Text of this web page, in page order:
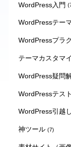
WordPress入門
WordPressテー
WordPressプラ
テーマカスタマ
WordPress疑問
WordPressテス
WordPress引越し
神ツール (7)